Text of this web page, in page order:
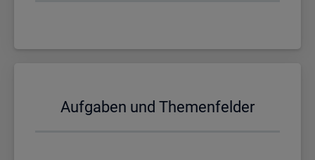
Auf­ga­ben und The­men­fel­der